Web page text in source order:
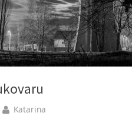
By
Katarina